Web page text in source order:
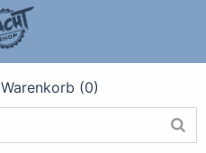
Warenkorb (0)